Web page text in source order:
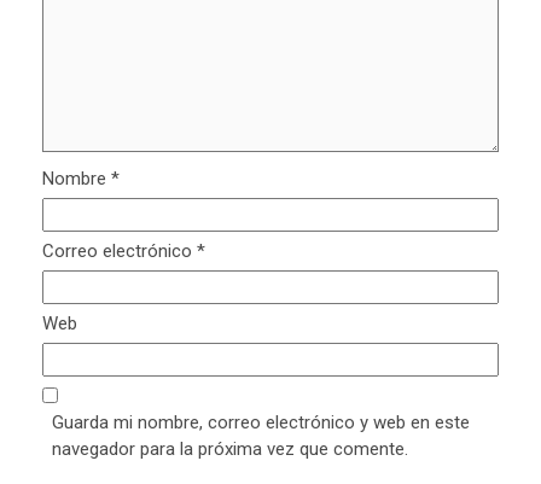
Nombre *
Correo electrónico *
Web
Guarda mi nombre, correo electrónico y web en este
navegador para la próxima vez que comente.